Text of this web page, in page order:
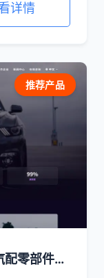
详情
推荐产品
配零部件企